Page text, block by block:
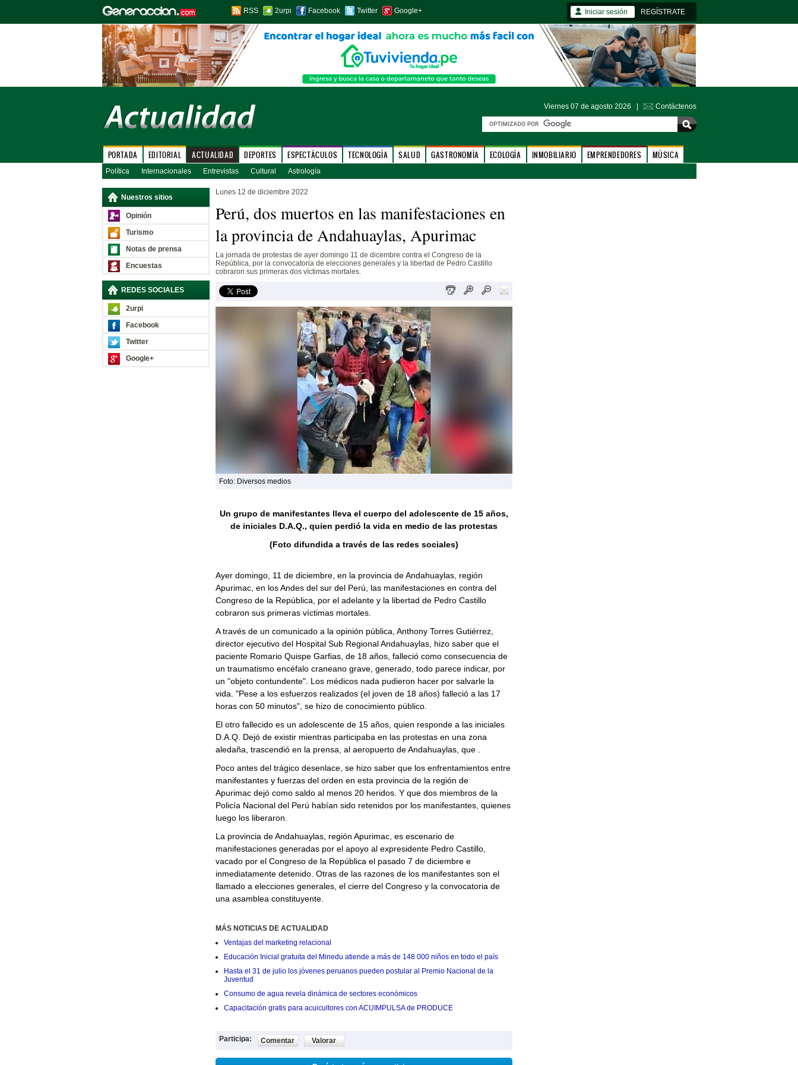
RSS 2urpi Facebook Twitter Google+ Iniciar sesión REGÍSTRATE
Viernes 07 de agosto 2026 | Contáctenos
PORTADA EDITORIAL ACTUALIDAD DEPORTES ESPECTÁCULOS TECNOLOGÍA SALUD GASTRONOMÍA ECOLOGÍA INMOBILIARIO EMPRENDEDORES MÚSICA
Política Internacionales Entrevistas Cultural Astrología
Nuestros sitios
Opinión
Turismo
Notas de prensa
Encuestas
REDES SOCIALES
2urpi
Facebook
Twitter
Google+
Lunes 12 de diciembre 2022
Perú, dos muertos en las manifestaciones en
la provincia de Andahuaylas, Apurimac
La jornada de protestas de ayer domingo 11 de dicembre contra el Congreso de la
República, por la convocatoria de elecciones generales y la libertad de Pedro Castillo
cobraron sus primeras dos víctimas mortales.
Foto: Diversos medios
Un grupo de manifestantes lleva el cuerpo del adolescente de 15 años,
de iniciales D.A.Q., quien perdió la vida en medio de las protestas
(Foto difundida a través de las redes sociales)
Ayer domingo, 11 de diciembre, en la provincia de Andahuaylas, región
Apurimac, en los Andes del sur del Perú, las manifestaciones en contra del
Congreso de la República, por el adelante y la libertad de Pedro Castillo
cobraron sus primeras víctimas mortales.
A través de un comunicado a la opinión pública, Anthony Torres Gutiérrez,
director ejecutivo del Hospital Sub Regional Andahuaylas, hizo saber que el
paciente Romario Quispe Garfias, de 18 años, falleció como consecuencia de
un traumatismo encéfalo craneano grave, generado, todo parece indicar, por
un "objeto contundente". Los médicos nada pudieron hacer por salvarle la
vida. "Pese a los esfuerzos realizados (el joven de 18 años) falleció a las 17
horas con 50 minutos", se hizo de conocimiento público.
El otro fallecido es un adolescente de 15 años, quien responde a las iniciales
D.A.Q. Dejó de existir mientras participaba en las protestas en una zona
aledaña, trascendió en la prensa, al aeropuerto de Andahuaylas, que .
Poco antes del trágico desenlace, se hizo saber que los enfrentamientos entre
manifestantes y fuerzas del orden en esta provincia de la región de
Apurimac dejó como saldo al menos 20 heridos. Y que dos miembros de la
Policía Nacional del Perú habían sido retenidos por los manifestantes, quienes
luego los liberaron.
La provincia de Andahuaylas, región Apurimac, es escenario de
manifestaciones generadas por el apoyo al expresidente Pedro Castillo,
vacado por el Congreso de la República el pasado 7 de diciembre e
inmediatamente detenido. Otras de las razones de los manifestantes son el
llamado a elecciones generales, el cierre del Congreso y la convocatoria de
una asamblea constituyente.
MÁS NOTICIAS DE ACTUALIDAD
Ventajas del marketing relacional
Educación Inicial gratuita del Minedu atiende a más de 148 000 niños en todo el país
Hasta el 31 de julio los jóvenes peruanos pueden postular al Premio Nacional de la
Juventud
Consumo de agua revela dinámica de sectores económicos
Capacitación gratis para acuicultores con ACUIMPULSA de PRODUCE
Participa: Comentar Valorar